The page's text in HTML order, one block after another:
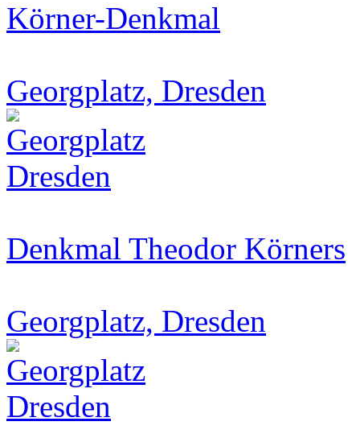
Körner-Denkmal
Georgplatz, Dresden
Denkmal Theodor Körners
Georgplatz, Dresden